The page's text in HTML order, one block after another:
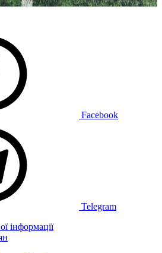
Facebook
Telegram
інформації